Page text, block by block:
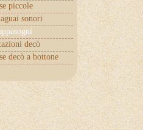
piccole
sonori
decò
decò a bottone